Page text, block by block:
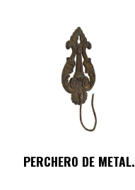
PERCHERO DE METAL.